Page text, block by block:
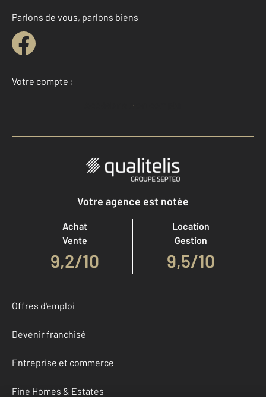
Parlons de vous, parlons biens
Votre compte :
Accéder à mon compte
Votre agence est notée
Achat
Vente
9,2/10
Location
Gestion
9,5/10
Offres d'emploi
Devenir franchisé
Entreprise et commerce
Fine Homes & Estates